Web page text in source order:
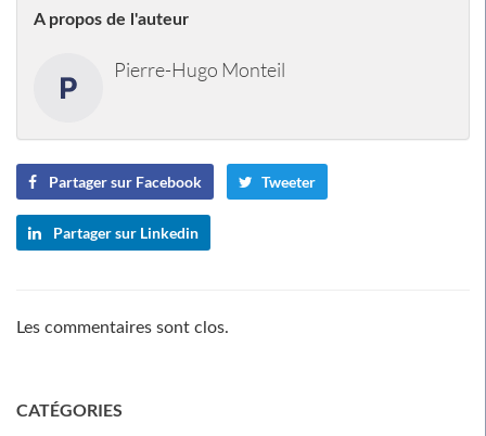
A propos de l'auteur
Pierre-Hugo Monteil
Partager sur Facebook Tweeter
Partager sur Linkedin
Les commentaires sont clos.
CATÉGORIES